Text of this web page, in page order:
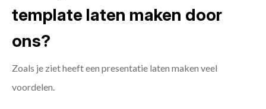
template laten maken door
ons?
Zoals je ziet heeft een presentatie laten maken veel
voordelen.